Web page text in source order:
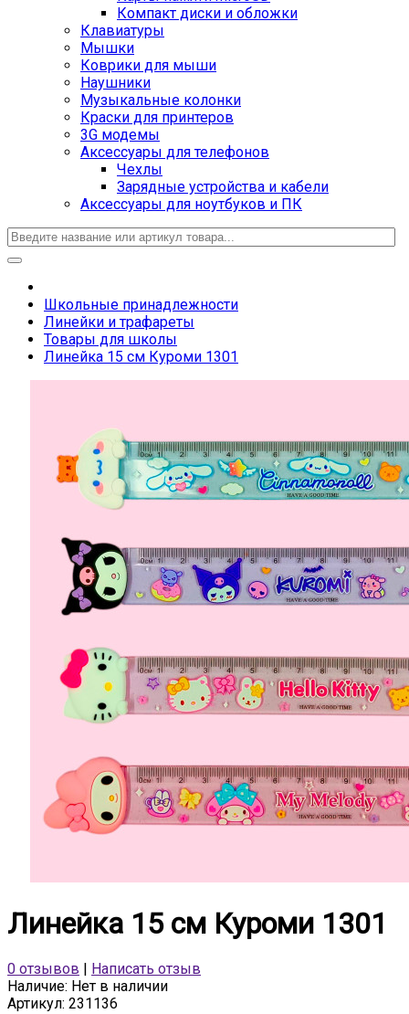
Компакт диски и обложки
Клавиатуры
Мышки
Коврики для мыши
Наушники
Музыкальные колонки
Краски для принтеров
3G модемы
Аксессуары для телефонов
Чехлы
Зарядные устройства и кабели
Аксессуары для ноутбуков и ПК
Школьные принадлежности
Линейки и трафареты
Товары для школы
Линейка 15 см Куроми 1301
Линейка 15 см Куроми 1301
0 отзывов
Написать отзыв
Наличие: Нет в наличии
Артикул: 231136